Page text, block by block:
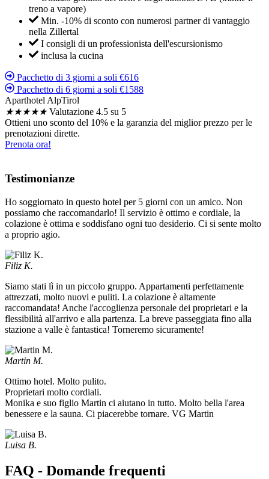
treno a vapore)
Min. -10% di sconto con numerosi partner di vantaggio
nella Zillertal
I consigli di un professionista dell'escursionismo
inclusa la cucina
Pacchetto di 3 giorni a soli €616
Pacchetto di 6 giorni a soli €1588
Aparthotel AlpTirol
★★★★★ Valutazione 4.5 su 5
Ottieni uno sconto del 10% e la garanzia del miglior prezzo per le
prenotazioni dirette.
Prenota ora!
Testimonianze
Ho soggiornato in questo hotel per 5 giorni con un amico. Non
possiamo che raccomandarlo! Il servizio è ottimo e cordiale, la
colazione è ottima e soddisfano ogni tuo desiderio. Ci si sente molto
a proprio agio.
Filiz K.
Siamo stati lì in un piccolo gruppo. Appartamenti perfettamente
attrezzati, molto nuovi e puliti. La colazione è altamente
raccomandata! Anche l'accoglienza personale dei proprietari e la
flessibilità all'arrivo e alla partenza. La breve passeggiata fino alla
stazione a valle è fantastica! Torneremo sicuramente!
Martin M.
Ottimo hotel. Molto pulito.
Proprietari molto cordiali.
Monika e suo figlio Martin ci aiutano in tutto. Molto bella l'area
benessere e la sauna. Ci piacerebbe tornare. VG Martin
Luisa B.
FAQ - Domande frequenti